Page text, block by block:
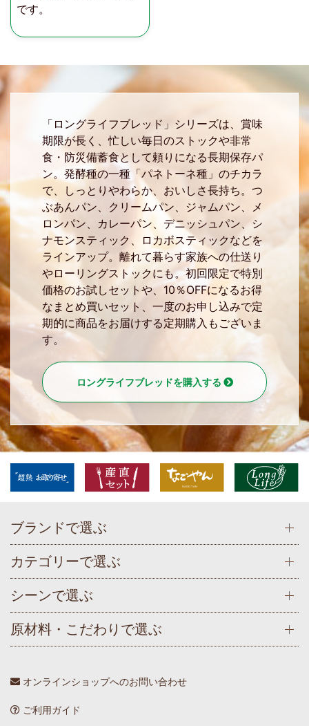
です。
「ロングライフブレッド」シリーズは、賞味
期限が長く、忙しい毎日のストックや非常
食・防災備蓄食として頼りになる長期保存パ
ン。発酵種の一種「パネトーネ種」のチカラ
で、しっとりやわらか、おいしさ長持ち。つ
ぶあんパン、クリームパン、ジャムパン、メ
ロンパン、カレーパン、デニッシュパン、シ
ナモンスティック、ロカボスティックなどを
ラインアップ。離れて暮らす家族への仕送り
やローリングストックにも。初回限定で特別
価格のお試しセットや、10％OFFになるお得
なまとめ買いセット、一度のお申し込みで定
期的に商品をお届けする定期購入もございま
す。
ロングライフブレッドを購入する
ブランドで選ぶ
カテゴリーで選ぶ
シーンで選ぶ
原材料・こだわりで選ぶ
オンラインショップへのお問い合わせ
ご利用ガイド